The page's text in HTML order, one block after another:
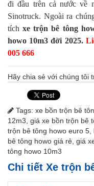
đi đầu trên cả nước về
Sinotruck. Ngoài ra
tíchxe trộn bê tông
howo 10m3 đời 2025.
005 666
Hãy chia sẻ với chúng tôi
Tags: xe bồn trộn bê
12m3 giá xe bồn trộn bê
trộn bê tông howo euro 5
bê tông howo giá rẻ giá
tông howo 10m3
Chi tiết Xe trộn